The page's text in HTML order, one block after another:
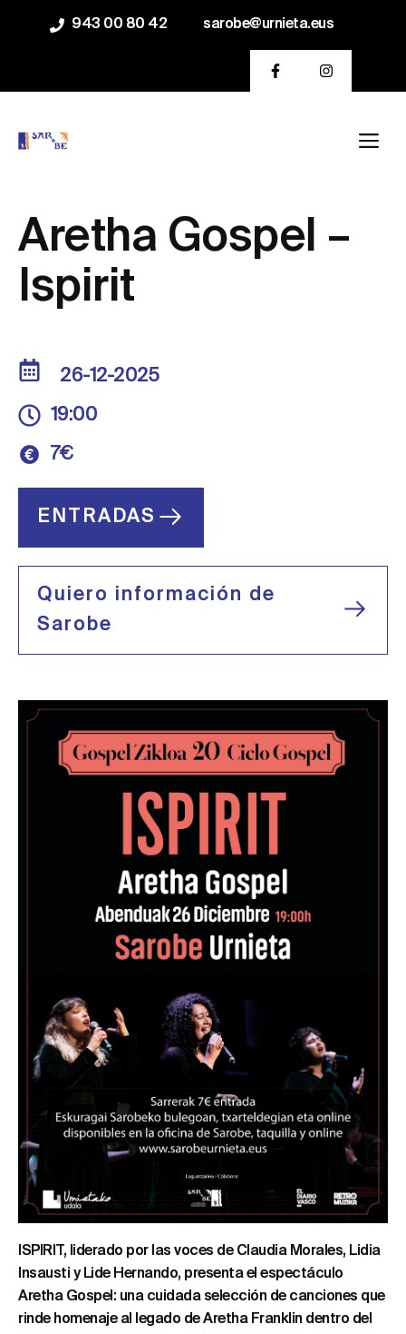
943 00 80 42 sarobe@urnieta.eus
Aretha Gospel –
Ispirit
26-12-2025
19:00
7€
ENTRADAS
Quiero información de
Sarobe
ISPIRIT, liderado por las voces de Claudia Morales, Lidia
Insausti y Lide Hernando, presenta el espectáculo
Aretha Gospel: una cuidada selección de canciones que
rinde homenaje al legado de Aretha Franklin dentro del